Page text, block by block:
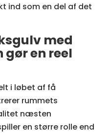
ind som en del af det
med
en reel
i løbet af få
rummets
næsten
en større rolle end